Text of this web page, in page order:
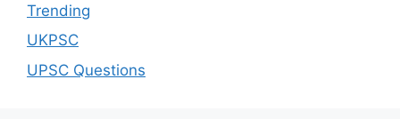
Trending
UKPSC
UPSC Questions